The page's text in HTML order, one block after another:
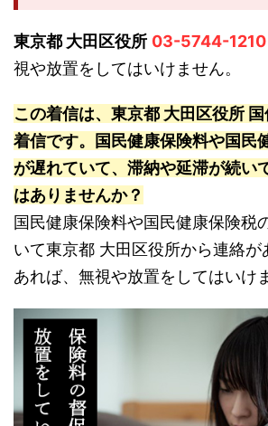
東京都 大田区役所 03-5744-1210
視や放置をしてはいけません。
この着信は、東京都 大田区役所
着信です。国民健康保険料や国民
が遅れていて、滞納や延滞が続い
はありませんか？
国民健康保険料や国民健康保険税
いて東京都 大田区役所から連絡が
あれば、無視や放置をしてはいけ